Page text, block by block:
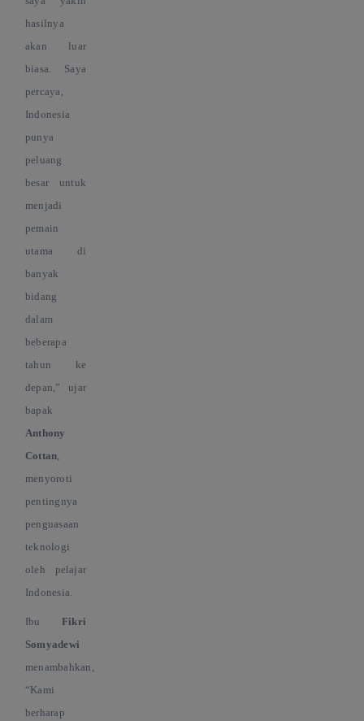
hasilnya
akan luar
biasa. Saya
percaya,
Indonesia
punya
peluang
besar untuk
menjadi
pemain
utama di
banyak
bidang
dalam
beberapa
tahun ke
depan, ” ujar
bapak
Anthony
Cottan
menyoroti
pentingnya
penguasaan
teknologi
oleh pelajar
Indonesia.
Ibu Fikri
Somyadewi
menambahkan,
“Kami
berharap